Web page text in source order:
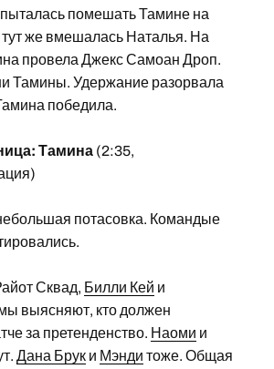
помешать Тамине на
тут же вмешалась Наталья. На
провела Джекс Самоан Дроп.
Тамины. Удержание разорвала
победила.
Тамина(2:35,
потасовка. Командые
Сквад, Билли Кей и
выясняют, кто должен
за претенденство. Наоми и
Дана Бруки Мэнди тоже. Общая